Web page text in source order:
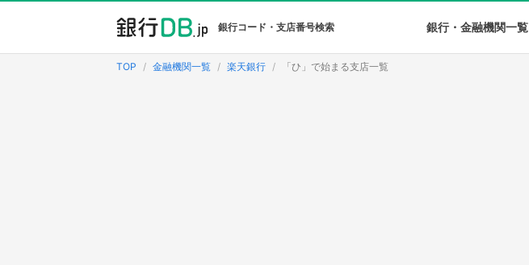
銀行コード・支店番号検索 銀行・金融機関一覧
TOP 金融機関一覧 楽天銀行 「ひ」で始まる支店一覧